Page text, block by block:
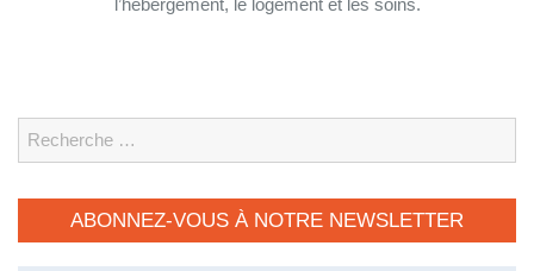
l’hébergement, le logement et les soins.
Search
ABONNEZ-VOUS À NOTRE NEWSLETTER